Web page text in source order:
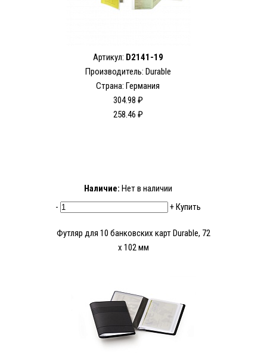
Артикул: D2141-19
Производитель: Durable
Страна: Германия
304.98 ₽
258.46 ₽
Наличие: Нет в наличии
-
+Купить
Футляр для 10 банковских карт Durable, 72
х 102 мм